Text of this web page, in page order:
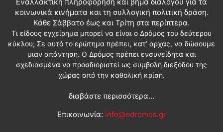
κοινωνικά κινήματα και τη συλλογική πολιτική δράση.
Κάθε Σάββατο έως και Τρίτη στα περίπτερα.
Τι είδους εγχείρημα μπορεί να είναι ο Δρόμος του δεύτερου
κύκλου; Σε αυτό το ερώτημα πρέπει, κατ’ αρχάς, να δώσουμε
μιαν απάντηση. Ο Δρόμος πρέπει ενσυνείδητα και
σχεδιασμένα να προσδιοριστεί ως συμβολή διεξόδου της
χώρας από την καθολική κρίση.
διαβάστε περισσότερα...
Επικοινωνία: info@edromos.gr